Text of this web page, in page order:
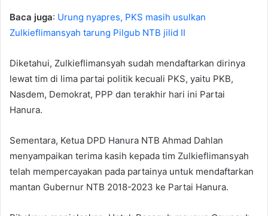
Baca juga: Urung nyapres, PKS masih usulkan
Zulkieflimansyah tarung Pilgub NTB jilid II
Diketahui, Zulkieflimansyah sudah mendaftarkan dirinya
lewat tim di lima partai politik kecuali PKS, yaitu PKB,
Nasdem, Demokrat, PPP dan terakhir hari ini Partai
Hanura.
Sementara, Ketua DPD Hanura NTB Ahmad Dahlan
menyampaikan terima kasih kepada tim Zulkieflimansyah
telah mempercayakan pada partainya untuk mendaftarkan
mantan Gubernur NTB 2018-2023 ke Partai Hanura.